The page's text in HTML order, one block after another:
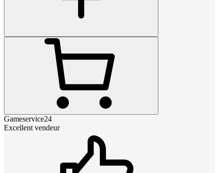
Gameservice24
Excellent vendeur